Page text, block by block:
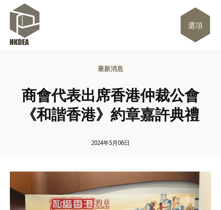
選項
最新消息
商會代表出席香港仲裁公會
《和諧香港》約章嘉許典禮
2024年5月06日